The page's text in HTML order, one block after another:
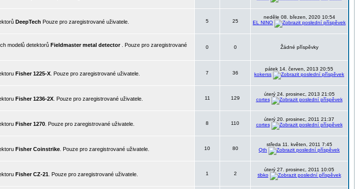
DeepTech Pouze pro zaregistrované uživatele. 5 25
neděle 08. březen, 2020 10:54
EL NINO
modelů detektorů Fieldmaster metal detector. Pouze pro zaregistrované
0 0 Žádné příspěvky
Fisher 1225-X . Pouze pro zaregistrované uživatele. 7 36
pátek 14. červen, 2013 20:55
kokerss
Fisher 1236-2X . Pouze pro zaregistrované uživatele. 11 129
úterý 24. prosinec, 2013 21:05
cortes
Fisher 1270 . Pouze pro zaregistrované uživatele. 8 110
úterý 20. prosinec, 2011 21:37
cortes
Fisher Coinstrike . Pouze pro zaregistrované uživatele. 10 80
středa 11. květen, 2011 7:45
Qth
Fisher CZ-21 . Pouze pro zaregistrované uživatele. 1 2
úterý 27. prosinec, 2011 10:05
tibko